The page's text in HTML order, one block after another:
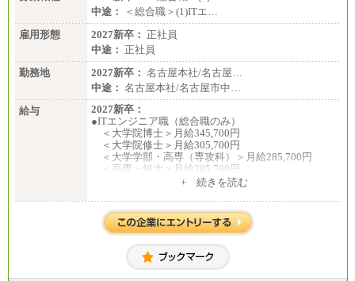
中途：
＜総合職＞(1)ITエ…
雇用形態
2027新卒： 正社員
中途： 正社員
勤務地
2027新卒： 名古屋本社/名古屋…
中途： 名古屋本社/名古屋市中…
給与
2027新卒：
●ITエンジニア職（総合職のみ）
＜大学院博士＞月給345,700円
＜大学院修士＞月給305,700円
＜大学学部・高専（専攻科）＞月給285,700円
＜高専・短大＞月給285,700円
＜大学院修士・博士＞月給：305,700円（総合職）
＜大学学部＞月給：285,700円（総合職）／253,10
0円（一般職）
00円（一般職）
+ 続きを読む